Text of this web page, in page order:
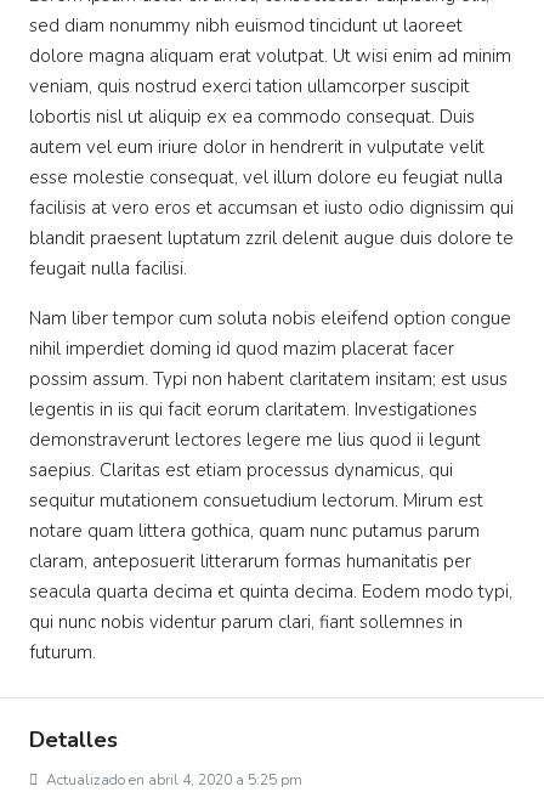
sed diam nonummy nibh euismod tincidunt ut laoreet
dolore magna aliquam erat volutpat. Ut wisi enim ad minim
veniam, quis nostrud exerci tation ullamcorper suscipit
lobortis nisl ut aliquip ex ea commodo consequat. Duis
autem vel eum iriure dolor in hendrerit in vulputate velit
esse molestie consequat, vel illum dolore eu feugiat nulla
facilisis at vero eros et accumsan et iusto odio dignissim qui
blandit praesent luptatum zzril delenit augue duis dolore te
feugait nulla facilisi.
Nam liber tempor cum soluta nobis eleifend option congue
nihil imperdiet doming id quod mazim placerat facer
possim assum. Typi non habent claritatem insitam; est usus
legentis in iis qui facit eorum claritatem. Investigationes
demonstraverunt lectores legere me lius quod ii legunt
saepius. Claritas est etiam processus dynamicus, qui
sequitur mutationem consuetudium lectorum. Mirum est
notare quam littera gothica, quam nunc putamus parum
claram, anteposuerit litterarum formas humanitatis per
seacula quarta decima et quinta decima. Eodem modo typi,
qui nunc nobis videntur parum clari, fiant sollemnes in
futurum.
Detalles
Actualizado en abril 4, 2020 a 5:25 pm